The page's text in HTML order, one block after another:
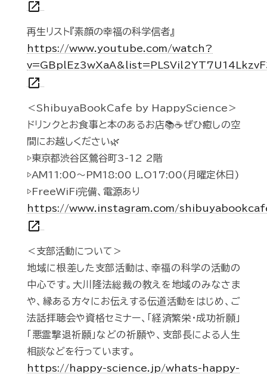
open_in_new
再生リスト『素顔の幸福の科学信者』
https://www.youtube.com/watch?
open_in_new
＜ShibuyaBookCafe by HappyScience＞
ドリンクとお食事と本のあるお店📚☕️ぜひ癒しの空
間にお越しください🌿
▷東京都渋谷区鶯谷町3-12 2階
▷AM11:00〜PM18:00 L.O17:00(月曜定休日)
▷FreeWiFi完備、電源あり
https://www.instagram.com/
open_in_new
＜支部活動について＞
地域に根差した支部活動は、幸福の科学の活動の
中心です。大川隆法総裁の教えを地域のみなさま
や、縁ある方々にお伝えする伝道活動をはじめ、ご
法話拝聴会や資格セミナー、「経済繁栄・成功祈願」
「悪霊撃退祈願」などの祈願や、支部長による人生
相談などを行っています。
https://happy-science.jp/whats-happy-